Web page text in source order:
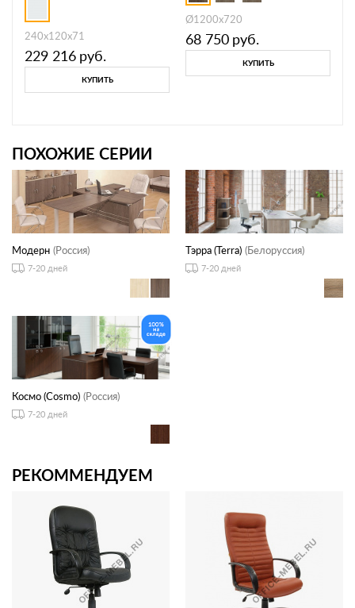
240х120х71
229 216 руб.
КУПИТЬ
Ø1200х720
68 750 руб.
КУПИТЬ
ПОХОЖИЕ СЕРИИ
Модерн (Россия)
7-20 дней
Тэрра (Terra) (Белоруссия)
7-20 дней
Космо (Cosmo) (Россия)
7-20 дней
РЕКОММЕНДУЕМ